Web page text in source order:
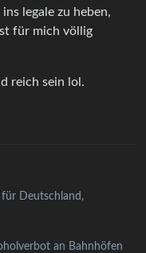
legale zu heben,
für mich völlig
reich sein lol.
Deutschland,
an Bahnhöfen